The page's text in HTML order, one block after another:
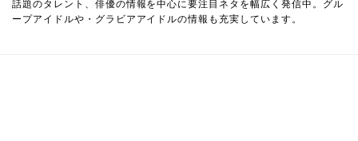
話題のタレント、俳優の情報を中心に要注目ネタを幅広く発信中。グル
ープアイドルや・グラビアアイドルの情報も充実しています。